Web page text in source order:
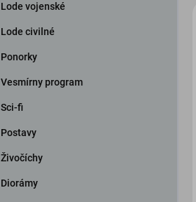
Lode vojenské
Lode civilné
Ponorky
Vesmírny program
Sci-fi
Postavy
Živočíchy
Diorámy